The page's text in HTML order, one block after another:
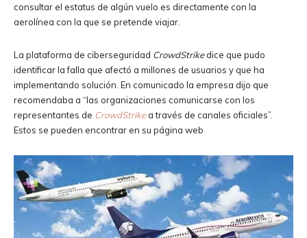
consultar el estatus de algún vuelo es directamente con la
aerolínea con la que se pretende viajar.
La plataforma de ciberseguridad CrowdStrikedice que pudo
identificar la falla que afectó a millones de usuarios y que ha
implementando solución. En comunicado la empresa dijo que
recomendaba a “las organizaciones comunicarse con los
representantes de CrowdStrikea través de canales oficiales”.
Estos se pueden encontrar en su página web